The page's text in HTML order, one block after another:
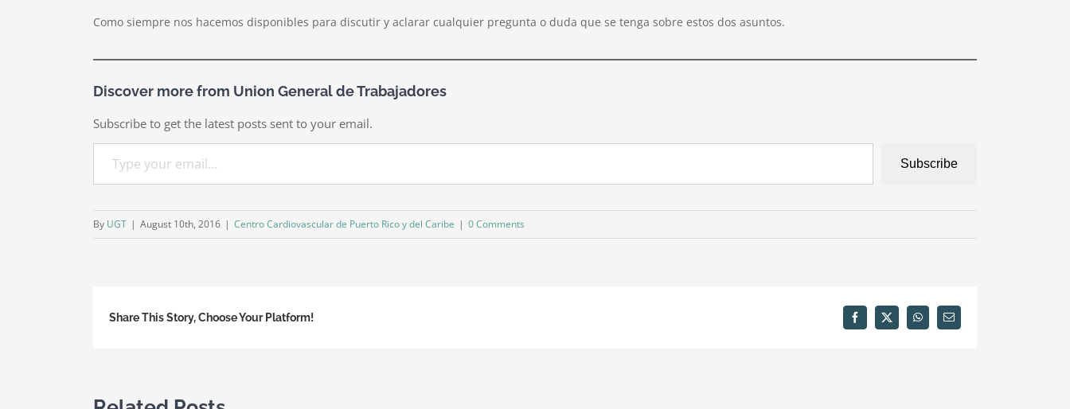
Como siempre nos hacemos disponibles para discutir y aclarar cualquier pregunta o duda que se tenga sobre estos dos asuntos.
Discover more from Union General de Trabajadores
Subscribe to get the latest posts sent to your email.
Type your email…
Subscribe
By UGT | August 10th, 2016 | Centro Cardiovascular de Puerto Rico y del Caribe | 0 Comments
Share This Story, Choose Your Platform! Facebook
X WhatsAppEmail